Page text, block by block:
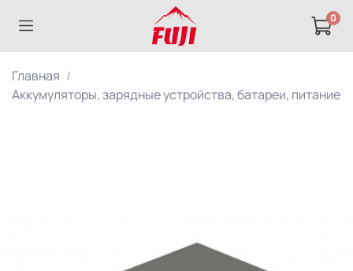
0
Главная
Аккумуляторы, зарядные устройства, батареи, питание